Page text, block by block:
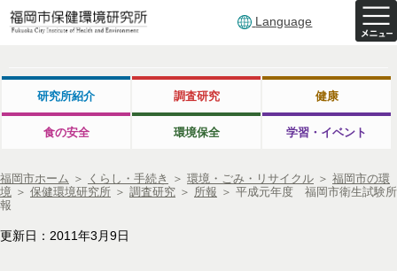
Language
研究所紹介 調査研究 健康
食の安全 環境保全 学習・イベント
福岡市ホーム ＞ くらし・手続き ＞ 環境・ごみ・リサイクル ＞ 福岡市の環
境 ＞ 保健環境研究所 ＞ 調査研究 ＞ 所報 ＞ 平成元年度 福岡市衛生試験所
報
更新日：2011年3月9日